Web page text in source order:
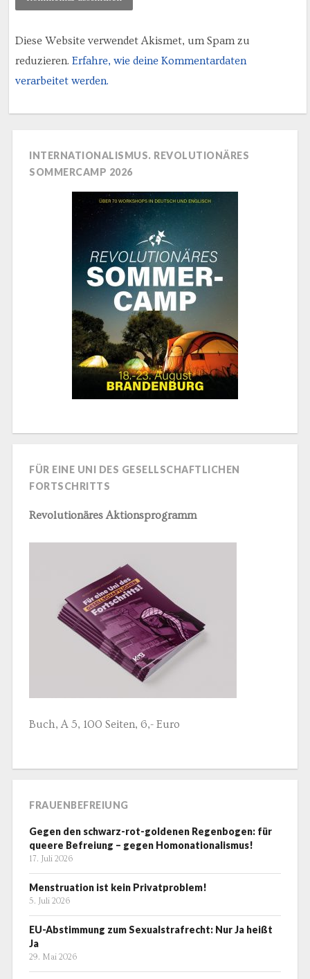
Diese Website verwendet Akismet, um Spam zu
reduzieren. Erfahre, wie deine Kommentardaten
verarbeitet werden.
INTERNATIONALISMUS. REVOLUTIONÄRES
SOMMERCAMP 2026
FÜR EINE UNI DES GESELLSCHAFTLICHEN
FORTSCHRITTS
Revolutionäres Aktionsprogramm
Buch, A 5, 100 Seiten, 6,- Euro
FRAUENBEFREIUNG
Gegen den schwarz-rot-goldenen Regenbogen: für
queere Befreiung – gegen Homonationalismus!
17. Juli 2026
Menstruation ist kein Privatproblem!
5. Juli 2026
EU-Abstimmung zum Sexualstrafrecht: Nur Ja heißt
Ja
29. Mai 2026